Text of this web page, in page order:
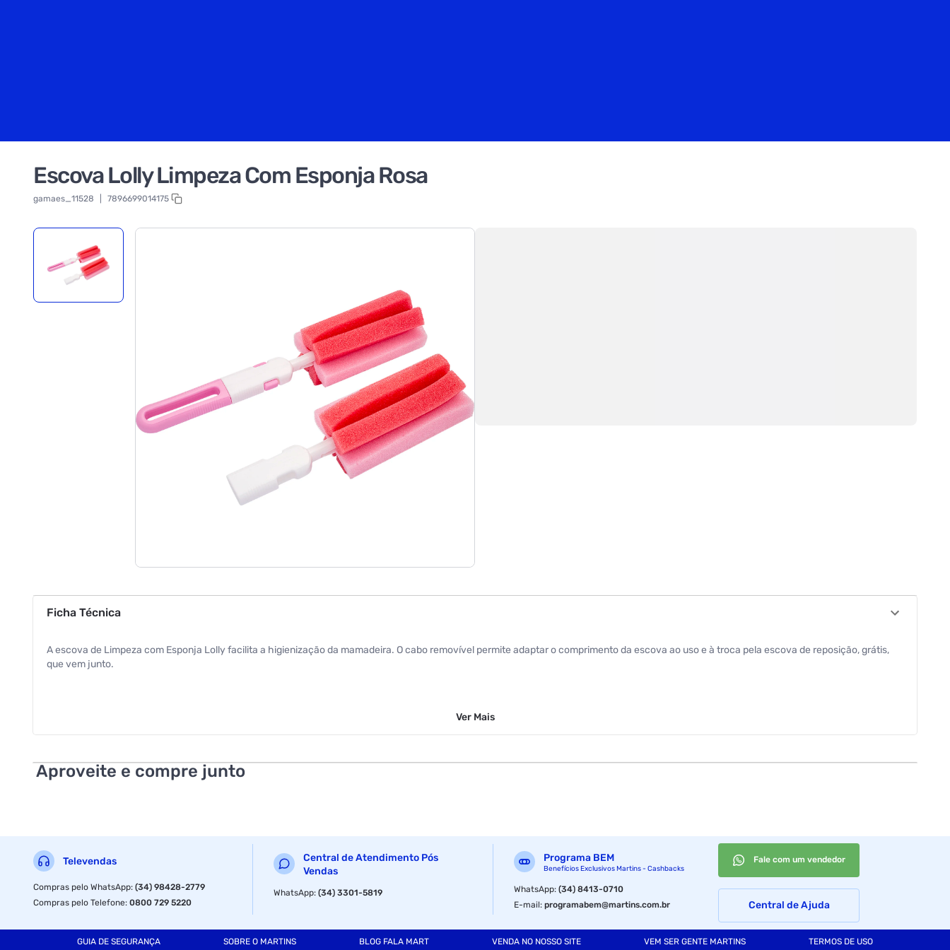
Escova Lolly Limpeza Com Esponja Rosa
gamaes_11528 7896699014175
Ficha Técnica
A escova de Limpeza com Esponja Lolly facilita a higienização da mamadeira. O cabo removível permite adaptar o comprimento da escova ao uso e à troca pela escova de reposição, grátis,
que vem junto.
Ver Mais
Aproveite e compre junto
Televendas
Compras pelo WhatsApp:(34) 98428-2779
Compras pelo Telefone:0800 729 5220
Central de Atendimento Pós
Vendas
WhatsApp:(34) 3301-5819
Programa BEM
Benefícios Exclusivos Martins - Cashbacks
WhatsApp:(34) 8413-0710
E-mail:programabem@martins.com.br
Fale com um vendedor
Central de Ajuda
GUIA DE SEGURANÇA SOBRE O MARTINS BLOG FALA MART VENDA NO NOSSO SITE VEM SER GENTE MARTINS TERMOS DE USO